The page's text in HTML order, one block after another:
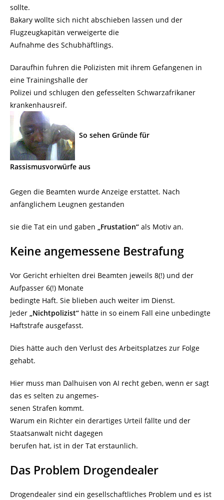
sollte.
Bakary wollte sich nicht abschieben lassen und der
Flugzeugkapitän verweigerte die
Aufnahme des Schubhäftlings.
Daraufhin fuhren die Polizisten mit ihrem Gefangenen in
eine Trainingshalle der
Polizei und schlugen den gefesselten Schwarzafrikaner
krankenhausreif.
So sehen Gründe für
Rassismusvorwürfe aus
Gegen die Beamten wurde Anzeige erstattet. Nach
anfänglichem Leugnen gestanden
sie die Tat ein und gaben „Frustation“ als Motiv an.
Keine angemessene Bestrafung
Vor Gericht erhielten drei Beamten jeweils 8(!) und der
Aufpasser 6(!) Monate
bedingte Haft. Sie blieben auch weiter im Dienst.
Jeder „Nichtpolizist“ hätte in so einem Fall eine unbedingte
Haftstrafe ausgefasst.
Dies hätte auch den Verlust des Arbeitsplatzes zur Folge
gehabt.
Hier muss man Dalhuisen von AI recht geben, wenn er sagt
das es selten zu angemes-
senen Strafen kommt.
Warum ein Richter ein derartiges Urteil fällte und der
Staatsanwalt nicht dagegen
berufen hat, ist in der Tat erstaunlich.
Das Problem Drogendealer
Drogendealer sind ein gesellschaftliches Problem und es ist